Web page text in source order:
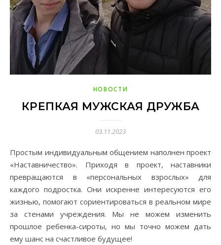
НОВОСТИ
КРЕПКАЯ МУЖСКАЯ ДРУЖБА
03.11.2023
Простым индивидуальным общением наполнен проект
«Наставничество». Приходя в проект, наставники
превращаются в «персональных взрослых» для
каждого подростка. Они искренне интересуются его
жизнью, помогают сориентироваться в реальном мире
за стенами учреждения. Мы не можем изменить
прошлое ребенка-сироты, но мы точно можем дать
ему шанс на счастливое будущее!